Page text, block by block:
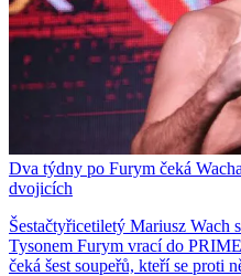
Dva týdny po Furym čeká
dvojicích
Šestačtyřicetiletý Mariusz Wach
Tysonem Furym vrací do
čeká šest soupeřů, kteří se proti